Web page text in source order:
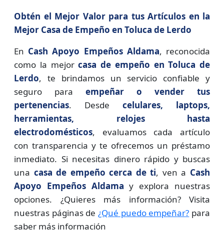
Obtén el Mejor Valor para tus Artículos en la
Mejor Casa de Empeño en Toluca de Lerdo
En Cash Apoyo Empeños Aldama, reconocida
como la mejorcasa de empeño en Toluca de
Lerdo, te brindamos un servicio confiable y
seguro para empeñar o vender tus
pertenencias. Desde celulares, laptops,
herramientas, relojes hasta
electrodomésticos, evaluamos cada artículo
con transparencia y te ofrecemos un préstamo
inmediato. Si necesitas dinero rápido y buscas
una casa de empeño cerca de ti, ven a Cash
Apoyo Empeños Aldama y explora nuestras
opciones. ¿Quieres más información? Visita
nuestras páginas de ¿Qué puedo empeñar? para
saber más información